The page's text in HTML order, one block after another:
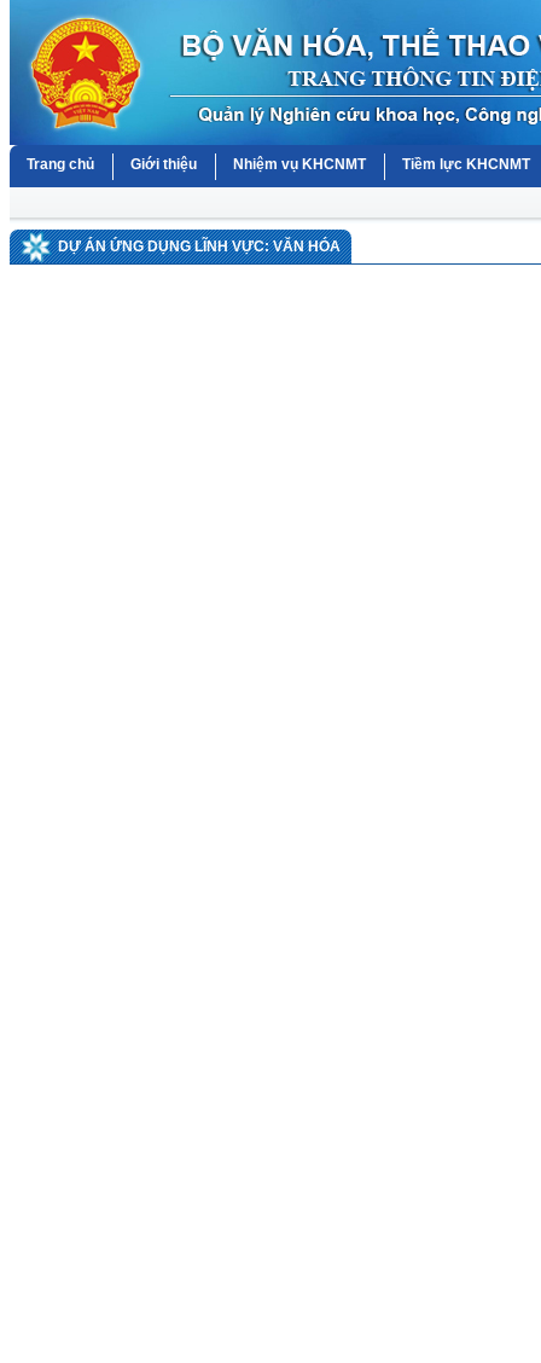
Trang chủ Giới thiệu Nhiệm vụ KHCNMT Tiềm lực KHCNMT
DỰ ÁN ỨNG DỤNG LĨNH VỰC: VĂN HÓA